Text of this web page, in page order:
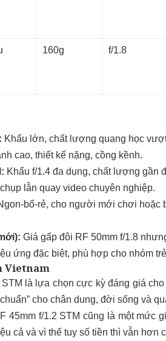
160g f/1.8
Khẩu lớn, chất lượng quang học
cao, thiết kế nặng, cồng kềnh.
Khẩu f/1.4 đa dụng, chất lượng gần
lẫn quay video chuyên nghiệp.
bổ-rẻ, cho người mới chơi hoặc
Giá gấp đôi RF 50mm f/1.8
ứng đặc biệt, phù hợp cho nhóm
Vietnam
là lựa chọn cực kỳ đáng giá
cho chân dung, đời sống và
45mm f/1.2 STM cũng là một mức
cả và vì thế tuy số tiền thì vẫn